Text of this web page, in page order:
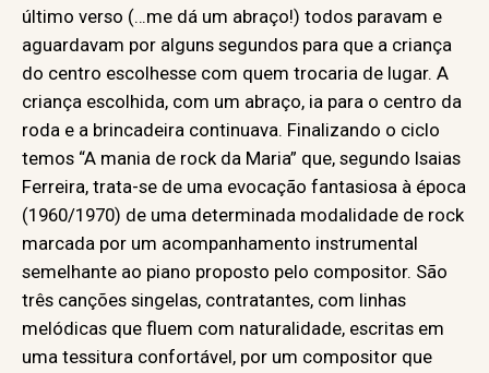
último verso (…me dá um abraço!) todos paravam e
aguardavam por alguns segundos para que a criança
do centro escolhesse com quem trocaria de lugar. A
criança escolhida, com um abraço, ia para o centro da
roda e a brincadeira continuava. Finalizando o ciclo
temos “A mania de rock da Maria” que, segundo Isaias
Ferreira, trata-se de uma evocação fantasiosa à época
(1960/1970) de uma determinada modalidade de rock
marcada por um acompanhamento instrumental
semelhante ao piano proposto pelo compositor. São
três canções singelas, contratantes, com linhas
melódicas que fluem com naturalidade, escritas em
uma tessitura confortável, por um compositor que